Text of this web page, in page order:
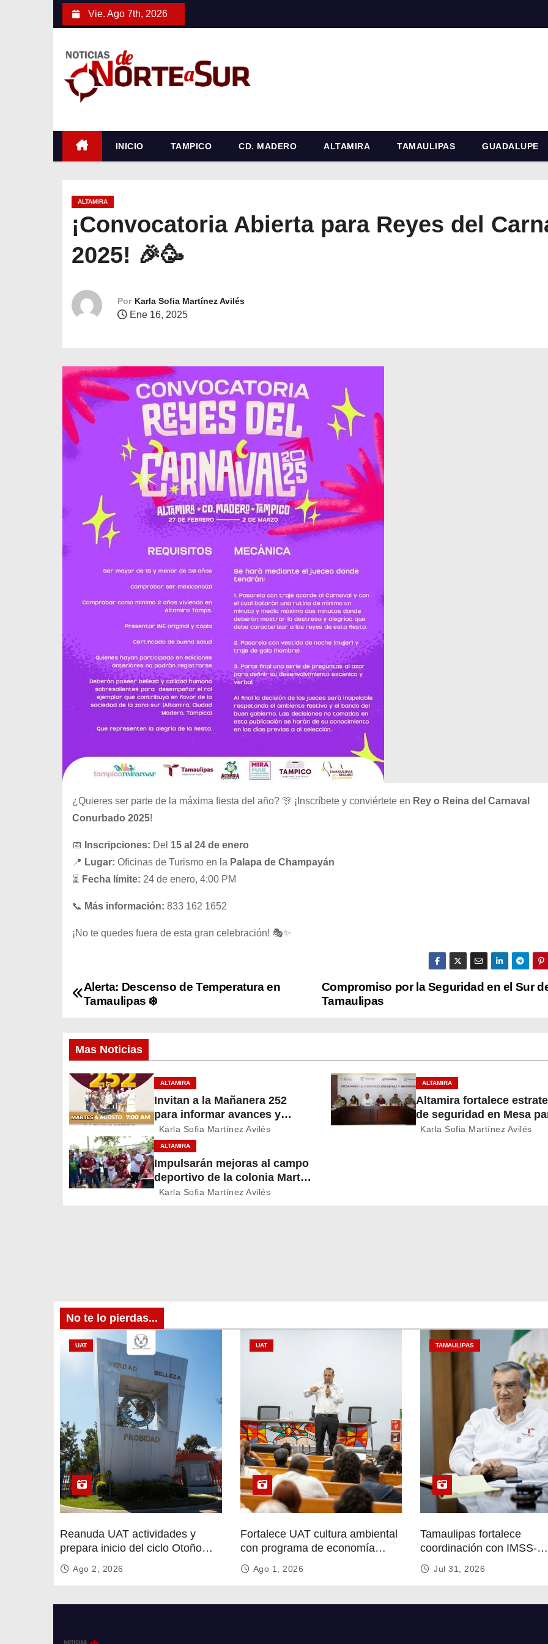
o
Vie. Ago 7th, 2026
INICIO TAMPICO CD. MADERO ALTAMIRA TAMAULIPAS GUADALUPE
ALTAMIRA
¡Convocatoria Abierta para Reyes del
2025! 🎉🥳
Por Karla Sofia Martínez Avilés
Ene 16, 2025
¿Quieres ser parte de la máxima fiesta del año? 🎊 ¡Inscríbete y conviértete en Rey o Reina del Carnaval
Conurbado 2025!
📅 Inscripciones: Del 15 al 24 de enero
📍 Lugar: Oficinas de Turismo en la Palapa de Champayán
⏳ Fecha límite: 24 de enero, 4:00 PM
📞 Más información: 833 162 1652
¡No te quedes fuera de esta gran celebración! 🎭✨
N
v
e
a
c
i
n
t
d
a
s
Compromiso por la Seguridad en el Sur
Tamaulipas
Alerta: Descenso de Temperatura en
Tamaulipas ❄️
Mas Noticias
ALTAMIRA
Invitan a la Mañanera 252
para informar avances y
proyectos de Altamira
Karla Sofia Martínez Avilés
ALTAMIRA
Altamira fortalece
de seguridad en Mesa
Construcción de Paz
Karla Sofia Martínez Avilés
ALTAMIRA
Impulsarán mejoras al campo
deportivo de la colonia Martín
A. Martínez
Karla Sofia Martínez Avilés
No te lo pierdas...
UAT
Reanuda UAT actividades y
prepara inicio del ciclo Otoño
2026
Ago 2, 2026
UAT
Fortalece UAT cultura ambiental
con programa de economía
circular
Ago 1, 2026
TAMAULIPAS
Tamaulipas fortalece
coordinación con IMSS-
Bienestar para mejorar
de salud
Jul 31, 2026